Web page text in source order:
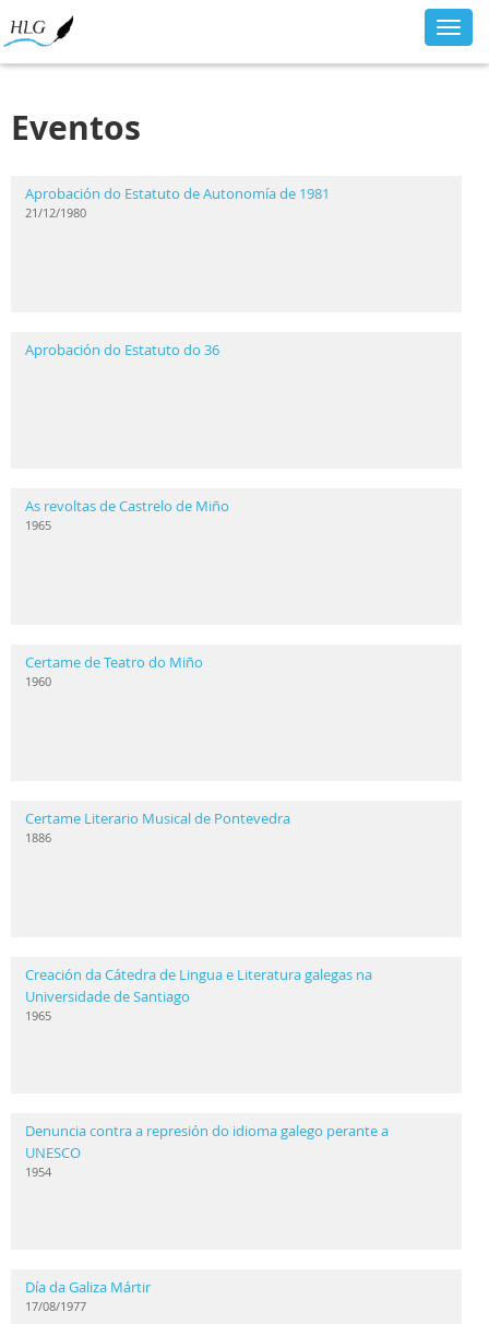
Eventos
Aprobación do Estatuto de Autonomía de 1981
21/12/1980
Aprobación do Estatuto do 36
As revoltas de Castrelo de Miño
1965
Certame de Teatro do Miño
1960
Certame Literario Musical de Pontevedra
1886
Creación da Cátedra de Lingua e Literatura galegas na
Universidade de Santiago
1965
Denuncia contra a represión do idioma galego perante a
UNESCO
1954
Día da Galiza Mártir
17/08/1977